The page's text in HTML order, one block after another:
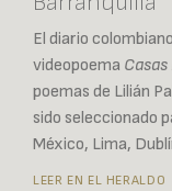
El diario colombiano
videopoema
poemas de Lilián
sido seleccionado
México, Lima,
LEER EN EL HERALDO